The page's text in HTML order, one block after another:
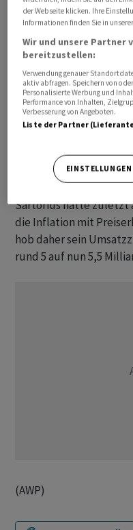
dies ein Plus von 15
herausfordernden
gesamte Portfolio und
Konzernchef Joachim
bereinigte Ergebnis
Abschreibungen
Fünftel auf 1,41
Euro, ein Plus von gut
Sartorius hatte zuletzt
die Inflation mit
hob daher sein
rund 5 auf nun 5,5
(AWP)
der Webseite klicken. Ihre
Informationen finden Sie in
Wir und unsere Partner
bereitzustellen:
Verwendung genauer
aktiv abfragen. Speichern von
Personalisierte Werbung und
Performance von Inhalten,
Verbesserung von Angeboten.
Liste der Partner
EINSTELLUNGEN